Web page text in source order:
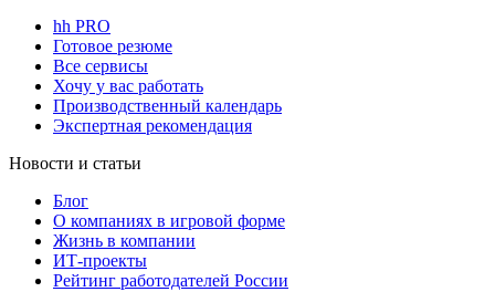
hh PRO
Готовое резюме
Все сервисы
Хочу у вас работать
Производственный календарь
Экспертная рекомендация
Новости и статьи
Блог
О компаниях в игровой форме
Жизнь в компании
ИТ-проекты
Рейтинг работодателей России